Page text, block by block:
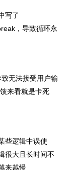
写了
，导致循环永
无法接受用户输
来看就是卡死
些逻辑中误使
很大且长时间不
来越慢